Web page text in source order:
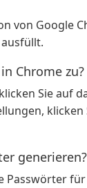
von Google
Chrome zu?
Sie auf
generieren?
Passwörter